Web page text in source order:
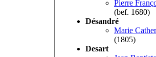
Pierre
(bef. 1680)
Désandré
Marie
(1805)
Desart